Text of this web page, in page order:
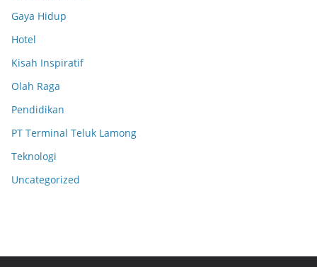
Gaya Hidup
Hotel
Kisah Inspiratif
Olah Raga
Pendidikan
PT Terminal Teluk Lamong
Teknologi
Uncategorized